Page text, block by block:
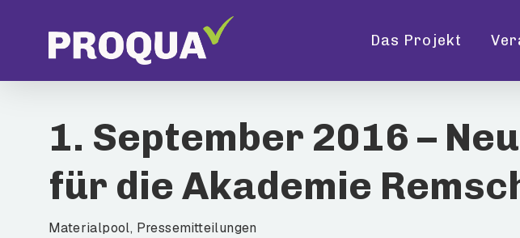
content
Drücke Enter zum Suchen oder ESC zum Schließen
Das Projekt
1. September 2016 –
für die Akademie
Materialpool, Pressemitteilungen